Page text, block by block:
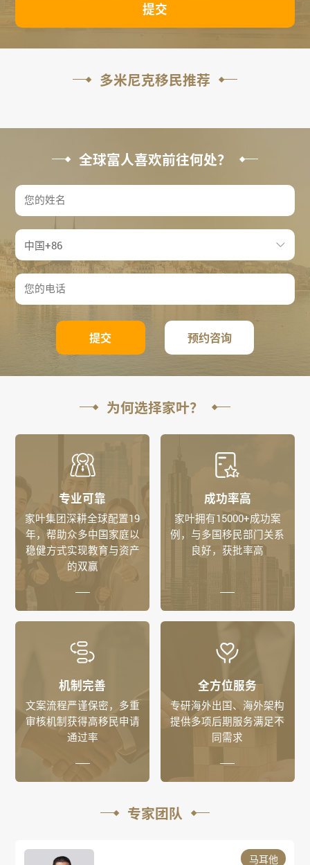
提交
多米尼克移民推荐
全球富人喜欢前往何处？
提交 预约咨询
为何选择家叶？
专业可靠
家叶集团深耕全球配置19
年，帮助众多中国家庭以
稳健方式实现教育与资产
的双赢
成功率高
家叶拥有15000+成功案
例，与多国移民部门关系
良好，获批率高
机制完善
文案流程严谨保密，多重
审核机制获得高移民申请
通过率
全方位服务
专研海外出国、海外架构
提供多项后期服务满足不
同需求
专家团队
马耳他